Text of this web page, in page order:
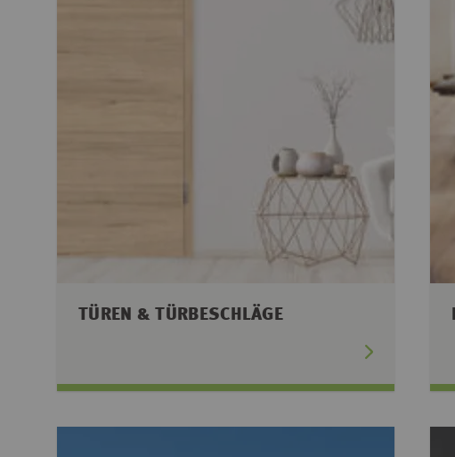
TÜREN & TÜRBESCHLÄGE